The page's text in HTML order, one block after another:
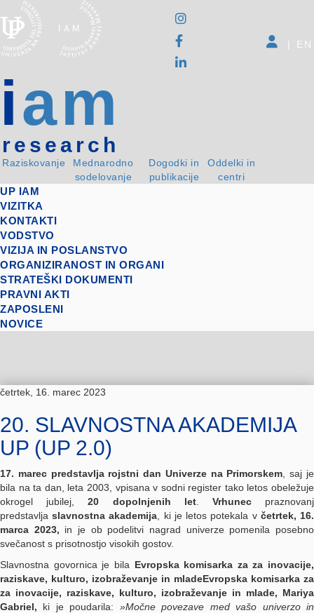
iam
research
Raziskovanje
Mednarodno
sodelovanje
Dogodki in
publikacije
Oddelki in
centri
| EN
UP IAM
VIZITKA
KONTAKTI
VODSTVO
VIZIJA IN POSLANSTVO
ORGANIZIRANOST IN ORGANI
STRATEŠKI DOKUMENTI
PRAVNI AKTI
ZAPOSLENI
NOVICE
četrtek, 16. marec 2023
20. SLAVNOSTNA AKADEMIJA
UP (UP 2.0)
17. marec predstavlja rojstni dan Univerze na Primorskem , saj je
bila na ta dan, leta 2003, vpisana v sodni register tako letos obeležuje
okrogel jubilej,20 dopolnjenih let. Vrhunecpraznovanj
predstavljaslavnostna akademija , ki je letos potekala v četrtek, 16.
marca 2023, in je ob podelitvi nagrad univerze pomenila posebno
svečanost s prisotnostjo visokih gostov.
Slavnostna govornica je bila Evropska komisarka za za inovacije,
raziskave, kulturo, izobraževanje in mladeEvropska komisarka za
za inovacije, raziskave, kulturo, izobraževanje in mlade, Mariya
Gabriel, ki je poudarila: »Močne povezave med vašo univerzo in